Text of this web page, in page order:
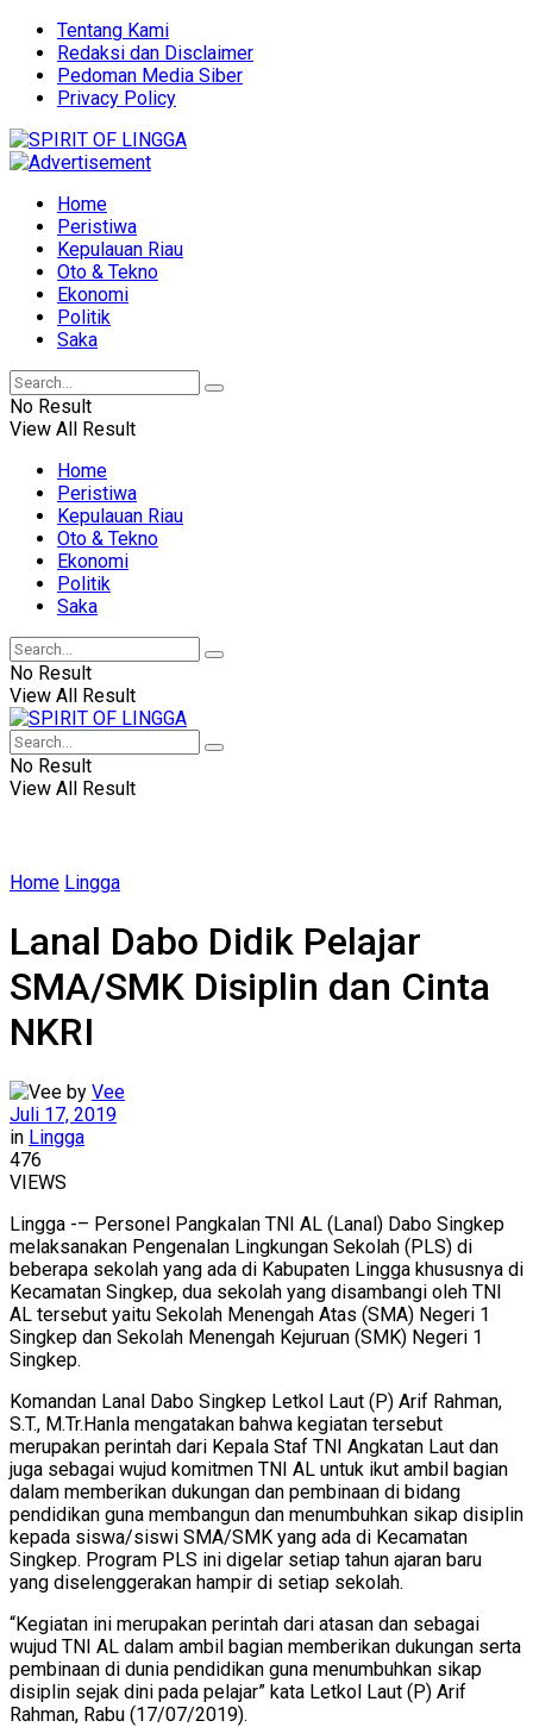
Tentang Kami
Redaksi dan Disclaimer
Pedoman Media Siber
Privacy Policy
Home
Peristiwa
Kepulauan Riau
Oto & Tekno
Ekonomi
Politik
Saka
No Result
View All Result
Home
Peristiwa
Kepulauan Riau
Oto & Tekno
Ekonomi
Politik
Saka
No Result
View All Result
No Result
View All Result
Home Lingga
Lanal Dabo Didik Pelajar
SMA/SMK Disiplin dan Cinta
NKRI
by Vee
Juli 17, 2019
in Lingga
476
VIEWS
Lingga -– Personel Pangkalan TNI AL (Lanal) Dabo Singkep
melaksanakan Pengenalan Lingkungan Sekolah (PLS) di
beberapa sekolah yang ada di Kabupaten Lingga khususnya di
Kecamatan Singkep, dua sekolah yang disambangi oleh TNI
AL tersebut yaitu Sekolah Menengah Atas (SMA) Negeri 1
Singkep dan Sekolah Menengah Kejuruan (SMK) Negeri 1
Singkep.
Komandan Lanal Dabo Singkep Letkol Laut (P) Arif Rahman,
S.T., M.Tr.Hanla mengatakan bahwa kegiatan tersebut
merupakan perintah dari Kepala Staf TNI Angkatan Laut dan
juga sebagai wujud komitmen TNI AL untuk ikut ambil bagian
dalam memberikan dukungan dan pembinaan di bidang
pendidikan guna membangun dan menumbuhkan sikap disiplin
kepada siswa/siswi SMA/SMK yang ada di Kecamatan
Singkep. Program PLS ini digelar setiap tahun ajaran baru
yang diselenggerakan hampir di setiap sekolah.
“Kegiatan ini merupakan perintah dari atasan dan sebagai
wujud TNI AL dalam ambil bagian memberikan dukungan serta
pembinaan di dunia pendidikan guna menumbuhkan sikap
disiplin sejak dini pada pelajar” kata Letkol Laut (P) Arif
Rahman, Rabu (17/07/2019).